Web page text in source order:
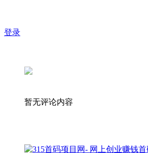
登录
暂无评论内容